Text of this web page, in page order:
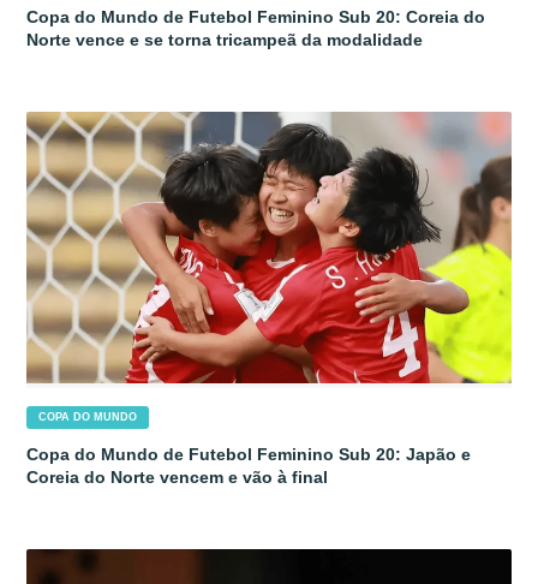
Copa do Mundo de Futebol Feminino Sub 20: Coreia do
Norte vence e se torna tricampeã da modalidade
COPA DO MUNDO
Copa do Mundo de Futebol Feminino Sub 20: Japão e
Coreia do Norte vencem e vão à final